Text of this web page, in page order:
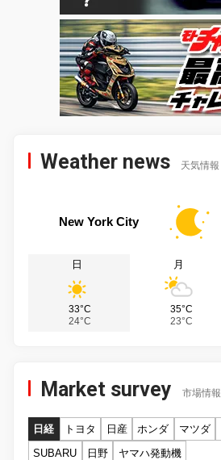
Weather news 天気情報
New York City
日
33°C
24°C
月
35°C
23°C
Market survey 市場情報
日経 トヨタ 日産 ホンダ マツダ
SUBARU
日野 ヤマハ発動機